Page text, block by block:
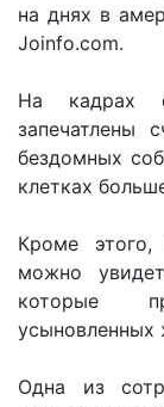
на днях в
Joinfo.com.
На кадрах
запечатлены
бездомных
клетках
Кроме
можно
которые
усыновленных
Одна из